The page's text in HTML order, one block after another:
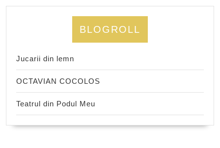
BLOGROLL
Jucarii din lemn
OCTAVIAN COCOLOS
Teatrul din Podul Meu